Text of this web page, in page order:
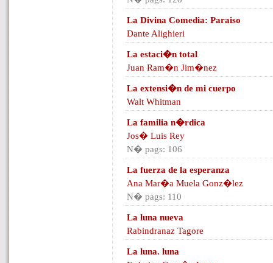
La Divina Comedia: Paraiso
Dante Alighieri
La estaci�n total
Juan Ram�n Jim�nez
La extensi�n de mi cuerpo
Walt Whitman
La familia n�rdica
Jos� Luis Rey
N� pags: 106
La fuerza de la esperanza
Ana Mar�a Muela Gonz�lez
N� pags: 110
La luna nueva
Rabindranaz Tagore
La luna. luna